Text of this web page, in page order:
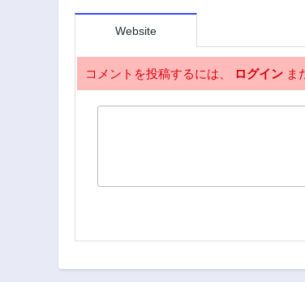
Website
コメントを投稿するには、 ログイン ま